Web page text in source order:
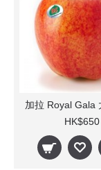
加拉 Royal Gala
HK$650